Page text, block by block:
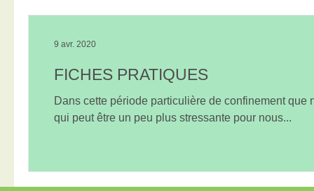
FICHES PRATIQUES
Dans cette période particulière de confinement que
qui peut être un peu plus stressante pour nous...
9 avr. 2020